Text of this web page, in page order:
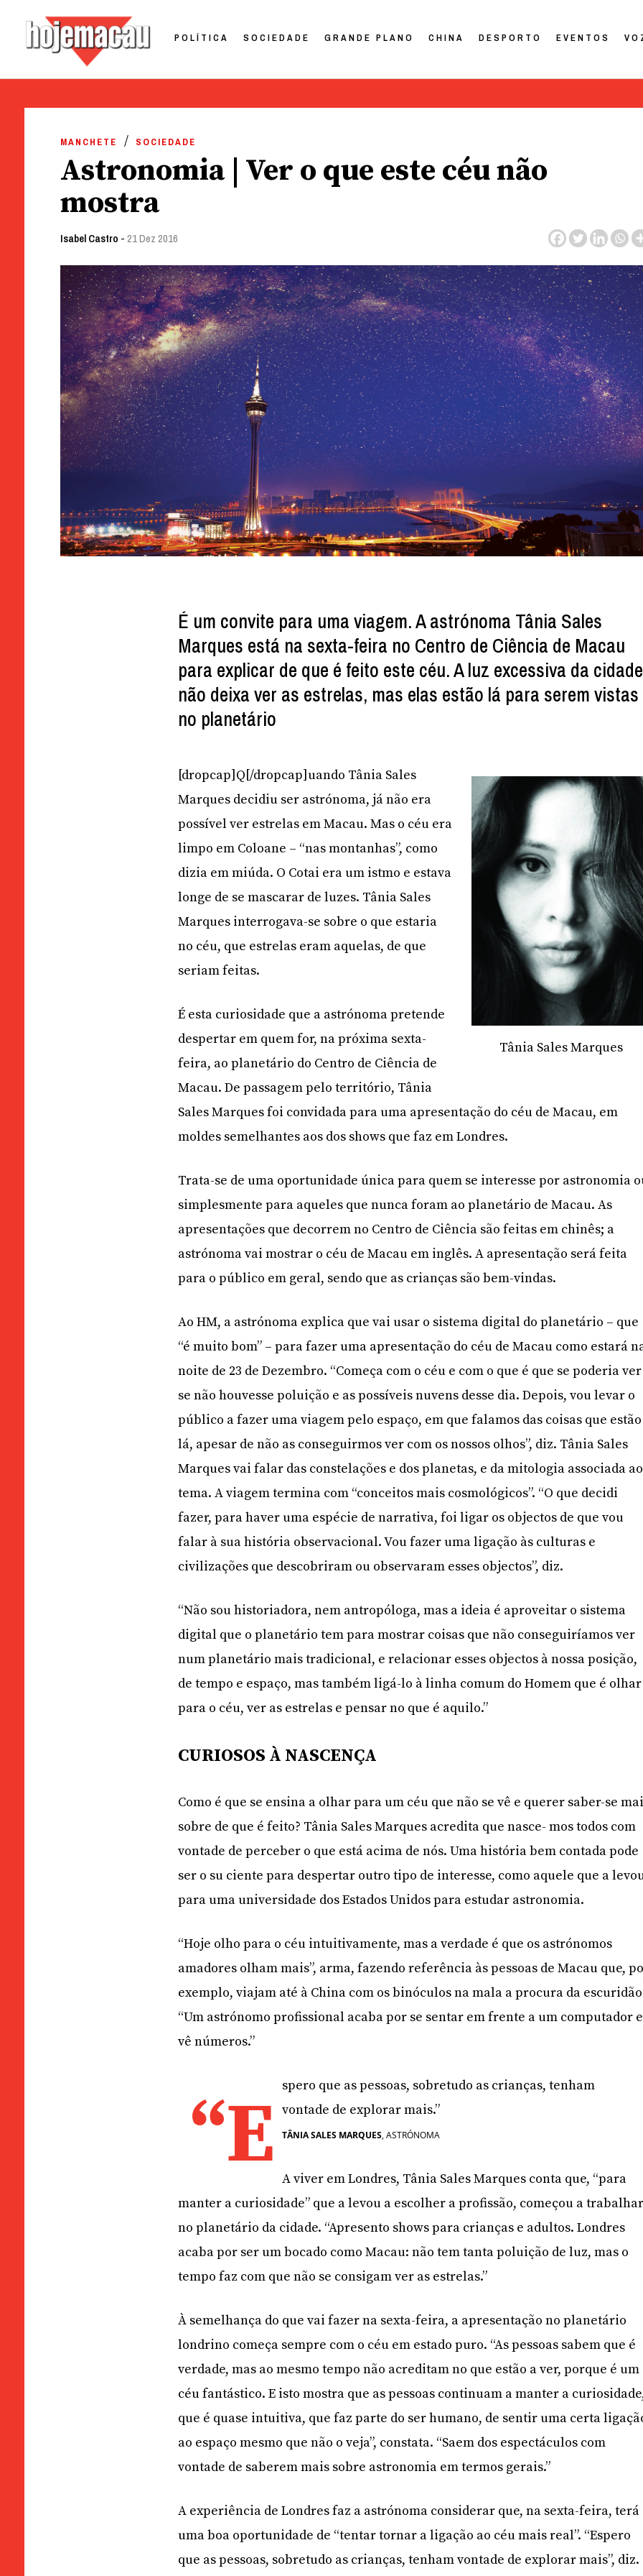
POLÍTICA SOCIEDADE GRANDE PLANO CHINA DESPORTO EVENTOS
MANCHETE SOCIEDADE
Astronomia | Ver o que este céu não
mostra
Isabel Castro - 21 Dez 2016
É um convite para uma viagem. A astrónoma Tânia Sales
Marques está na sexta-feira no Centro de Ciência de Macau
para explicar de que é feito este céu. A luz excessiva da cidade
não deixa ver as estrelas, mas elas estão lá para serem vistas
no planetário
Tânia Sales Marques
[dropcap]Q[/dropcap]uando Tânia Sales
Marques decidiu ser astrónoma, já não era
possível ver estrelas em Macau. Mas o céu era
limpo em Coloane – “nas montanhas”, como
dizia em miúda. O Cotai era um istmo e estava
longe de se mascarar de luzes. Tânia Sales
Marques interrogava-se sobre o que estaria
no céu, que estrelas eram aquelas, de que
seriam feitas.
É esta curiosidade que a astrónoma pretende
despertar em quem for, na próxima sexta-
feira, ao planetário do Centro de Ciência de
Macau. De passagem pelo território, Tânia
Sales Marques foi convidada para uma apresentação do céu de Macau, em
moldes semelhantes aos dos shows que faz em Londres.
Trata-se de uma oportunidade única para quem se interesse por astronomia
simplesmente para aqueles que nunca foram ao planetário de Macau. As
apresentações que decorrem no Centro de Ciência são feitas em chinês; a
astrónoma vai mostrar o céu de Macau em inglês. A apresentação será feita
para o público em geral, sendo que as crianças são bem-vindas.
Ao HM, a astrónoma explica que vai usar o sistema digital do planetário – que
“é muito bom” – para fazer uma apresentação do céu de Macau como estará
noite de 23 de Dezembro. “Começa com o céu e com o que é que se poderia ver
se não houvesse poluição e as possíveis nuvens desse dia. Depois, vou levar o
público a fazer uma viagem pelo espaço, em que falamos das coisas que estão
lá, apesar de não as conseguirmos ver com os nossos olhos”, diz. Tânia Sales
Marques vai falar das constelações e dos planetas, e da mitologia associada ao
tema. A viagem termina com “conceitos mais cosmológicos”. “O que decidi
fazer, para haver uma espécie de narrativa, foi ligar os objectos de que vou
falar à sua história observacional. Vou fazer uma ligação às culturas e
civilizações que descobriram ou observaram esses objectos”, diz.
“Não sou historiadora, nem antropóloga, mas a ideia é aproveitar o sistema
digital que o planetário tem para mostrar coisas que não conseguiríamos ver
num planetário mais tradicional, e relacionar esses objectos à nossa posição,
de tempo e espaço, mas também ligá-lo à linha comum do Homem que é olhar
para o céu, ver as estrelas e pensar no que é aquilo.”
CURIOSOS À NASCENÇA
Como é que se ensina a olhar para um céu que não se vê e querer saber-se
sobre de que é feito? Tânia Sales Marques acredita que nasce- mos todos com
vontade de perceber o que está acima de nós. Uma história bem contada pode
ser o su ciente para despertar outro tipo de interesse, como aquele que a
para uma universidade dos Estados Unidos para estudar astronomia.
“Hoje olho para o céu intuitivamente, mas a verdade é que os astrónomos
amadores olham mais”, arma, fazendo referência às pessoas de Macau que,
exemplo, viajam até à China com os binóculos na mala a procura da
“Um astrónomo profissional acaba por se sentar em frente a um computador e
vê números.”
“E
spero que as pessoas, sobretudo as crianças, tenham
vontade de explorar mais.”
TÂNIA SALES MARQUES, ASTRÓNOMA
A viver em Londres, Tânia Sales Marques conta que, “para
manter a curiosidade” que a levou a escolher a profissão, começou a
no planetário da cidade. “Apresento shows para crianças e adultos. Londres
acaba por ser um bocado como Macau: não tem tanta poluição de luz, mas o
tempo faz com que não se consigam ver as estrelas.”
À semelhança do que vai fazer na sexta-feira, a apresentação no planetário
londrino começa sempre com o céu em estado puro. “As pessoas sabem que é
verdade, mas ao mesmo tempo não acreditam no que estão a ver, porque é um
céu fantástico. E isto mostra que as pessoas continuam a manter a
que é quase intuitiva, que faz parte do ser humano, de sentir uma certa
ao espaço mesmo que não o veja”, constata. “Saem dos espectáculos com
vontade de saberem mais sobre astronomia em termos gerais.”
A experiência de Londres faz a astrónoma considerar que, na sexta-feira, terá
uma boa oportunidade de “tentar tornar a ligação ao céu mais real”. “Espero
que as pessoas, sobretudo as crianças, tenham vontade de explorar mais”, diz.